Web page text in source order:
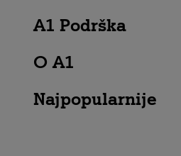
A1 Podrška
O A1
Najpopularnije